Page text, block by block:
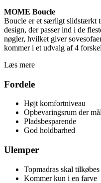
MOME Boucle
Boucle er et særligt slidstærkt
design, der passer ind i de
nøgler, hvilket giver
kommer i et udvalg af 4
Læs mere
Fordele
Højt komfortniveau
Opbevaringsrum der
Pladsbesparende
God holdbarhed
Ulemper
Topmadras skal tilkøbes
Kommer kun i en farve